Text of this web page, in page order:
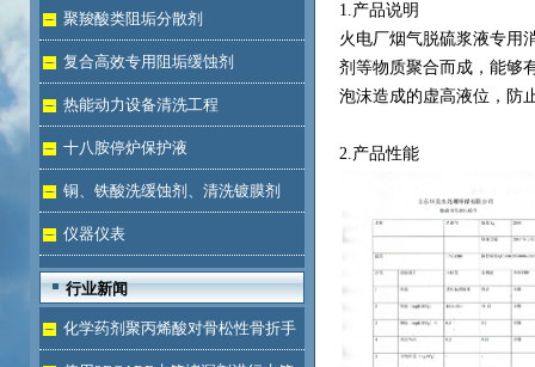
液体聚羧酸类阻垢分散剂
复合高效专用阻垢缓蚀剂
热能动力设备清洗工程
十八胺停炉保护液
铜、铁酸洗缓蚀剂、清洗镀膜剂
仪器仪表
行业新闻
化学药剂聚丙烯酸对骨松性骨折手
1.产品说明
火电厂烟气脱硫浆液专用
剂等物质聚合而成，能够
泡沫造成的虚高液位，防
2.产品性能